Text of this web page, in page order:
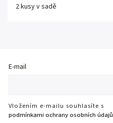
2 kusy v sadě
E-mail
Vložením e-mailu souhlasíte s
podmínkami ochrany osobních údajů